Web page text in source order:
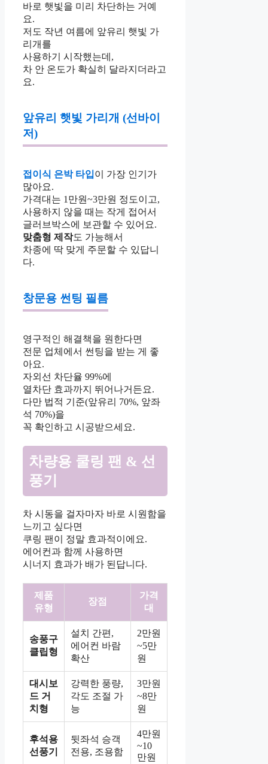
바로 햇빛을 미리 차단하는 거예
요.
저도 작년 여름에 앞유리 햇빛 가
리개를
사용하기 시작했는데,
차 안 온도가 확실히 달라지더라고
요.
앞유리 햇빛 가리개 (선바이
저)
접이식 은박 타입이 가장 인기가
많아요.
가격대는 1만원~3만원 정도이고,
사용하지 않을 때는 작게 접어서
글러브박스에 보관할 수 있어요.
맞춤형 제작도 가능해서
차종에 딱 맞게 주문할 수 있답니
다.
창문용 썬팅 필름
영구적인 해결책을 원한다면
전문 업체에서 썬팅을 받는 게 좋
아요.
자외선 차단율 99%에
열차단 효과까지 뛰어나거든요.
다만 법적 기준(앞유리 70%, 앞좌
석 70%)을
꼭 확인하고 시공받으세요.
차량용 쿨링 팬 & 선
풍기
차 시동을 걸자마자 바로 시원함을
느끼고 싶다면
쿠링 팬이 정말 효과적이에요.
에어컨과 함께 사용하면
시너지 효과가 배가 된답니다.
제품
유형
장점
가격
대
송풍구
클립형
설치 간편,
에어컨 바람
확산
2만원
~5만
원
대시보
드 거
치형
강력한 풍량,
각도 조절 가
능
3만원
~8만
원
후석용
선풍기
뒷좌석 승객
전용, 조용함
4만원
~10
만원